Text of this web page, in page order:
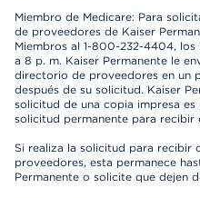
Miembro de Medicare: Para
de proveedores de Kaiser
Miembros al 1-800-232-4404, los
a 8 p. m. Kaiser Permanente le
directorio de proveedores en un
después de su solicitud. Kaiser
solicitud de una copia impresa es
solicitud permanente para recibir
Si realiza la solicitud para recibir
proveedores, esta permanece
Permanente o solicite que dejen